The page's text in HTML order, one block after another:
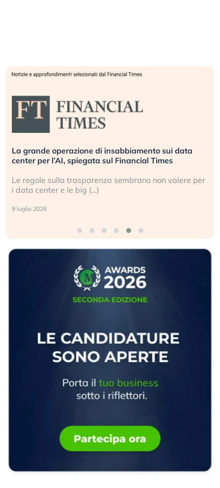
La grande operazione di insabbiamento sui data
center per l’AI, spiegata sul Financial Times
Le regole sulla trasparenza sembrano non valere per
i data center e le big (…)
9 luglio 2026